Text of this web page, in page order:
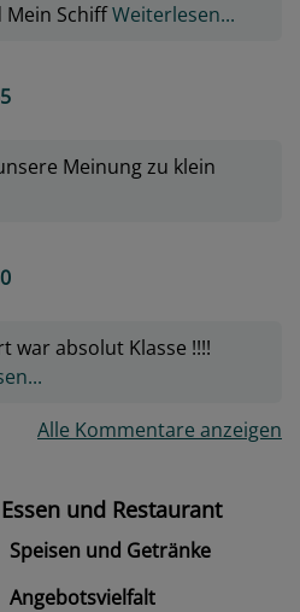
Mein SchiffWeiterlesen...
Meinung zu klein
war absolut Klasse !!!!
Alle Kommentare anzeigen
und Restaurant
Speisen und Getränke
Angebotsvielfalt